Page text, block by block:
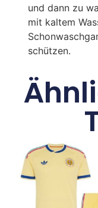
und dann zu
mit kaltem
schützen.